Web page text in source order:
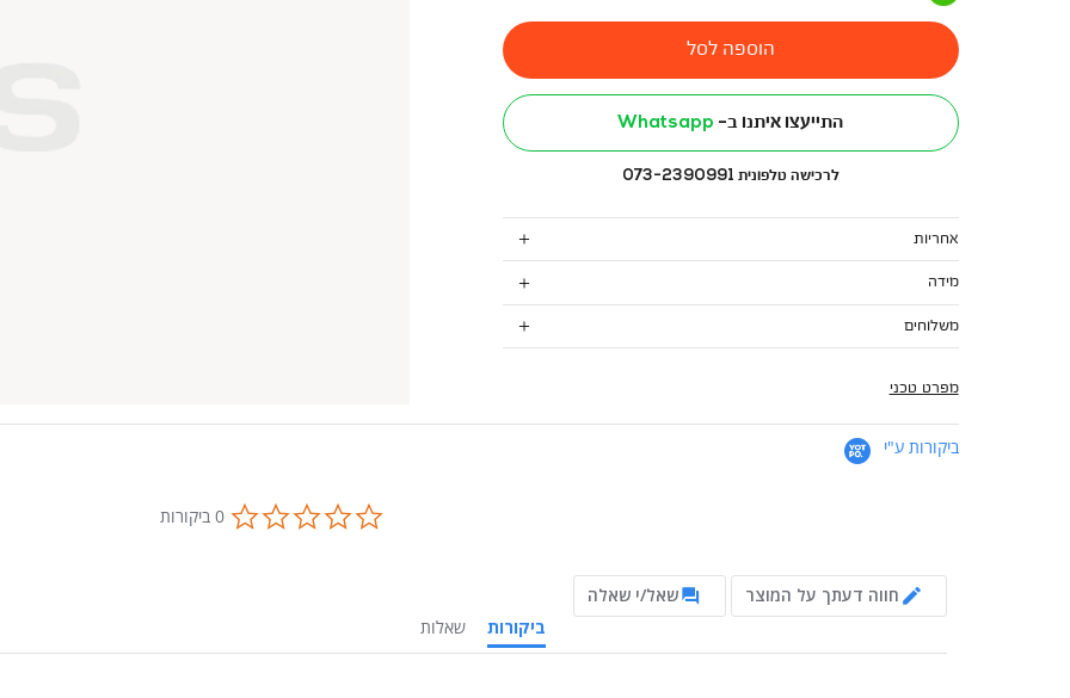
הוספה לסל
התייעצו איתנו ב- Whatsapp
לרכישה טלפונית 073-2390991
אחריות
מידה
משלוחים
מפרט טכני
ביקורות ע"י
0.0
star
0 ביקורות
חווה דעתך על המוצר
שאל/י שאלה
ביקורות
שאלות